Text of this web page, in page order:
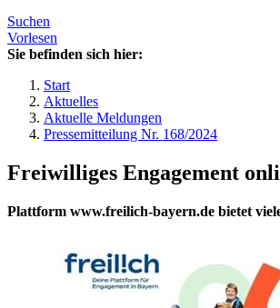
Suchen
Vorlesen
Sie befinden sich hier:
Start
Aktuelles
Aktuelle Meldungen
Pressemitteilung Nr. 168/2024
Freiwilliges Engagement
Plattform www.freilich-bayern.de bietet